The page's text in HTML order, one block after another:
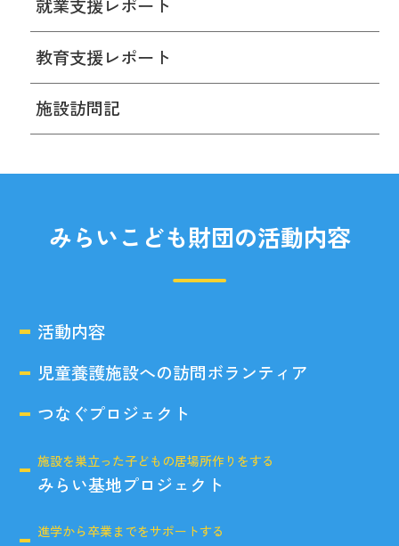
就業支援レポート
教育支援レポート
施設訪問記
みらいこども財団の活動内容
活動内容
児童養護施設への訪問ボランティア
つなぐプロジェクト
施設を巣立った子どもの居場所作りをする
みらい基地プロジェクト
進学から卒業までをサポートする